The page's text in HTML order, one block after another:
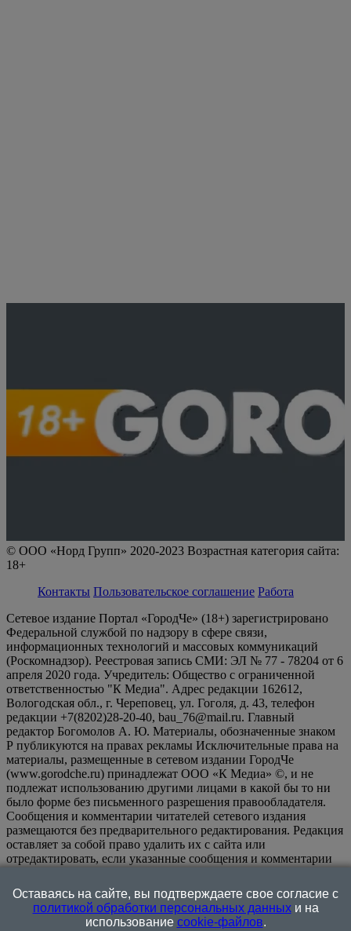
© ООО «Норд Групп» 2020-2023 Возрастная категория сайта:
18+
Контакты Пользовательское соглашение Работа
Сетевое издание Портал «ГородЧе» (18+) зарегистрировано
Федеральной службой по надзору в сфере связи,
информационных технологий и массовых коммуникаций
(Роскомнадзор). Реестровая запись СМИ: ЭЛ № 77 - 78204 от 6
апреля 2020 года. Учредитель: Общество с ограниченной
ответственностью "К Медиа". Адрес редакции 162612,
Вологодская обл., г. Череповец, ул. Гоголя, д. 43, телефон
редакции +7(8202)28-20-40, bau_76@mail.ru. Главный
редактор Богомолов А. Ю. Материалы, обозначенные знаком
Р публикуются на правах рекламы Исключительные права на
материалы, размещенные в сетевом издании ГородЧе
(www.gorodche.ru) принадлежат ООО «К Медиа» ©, и не
подлежат использованию другими лицами в какой бы то ни
было форме без письменного разрешения правообладателя.
Сообщения и комментарии читателей сетевого издания
размещаются без предварительного редактирования. Редакция
оставляет за собой право удалить их с сайта или
отредактировать, если указанные сообщения и комментарии
или нарушением иных требований закона.
информационном ресурсе применяются рекомендательные
технологии (информационные технологии предоставления
Оставаясь на сайте, вы подтверждаете свое согласие с
политикой обработки персональных данныхи на
использование cookie-файлов.